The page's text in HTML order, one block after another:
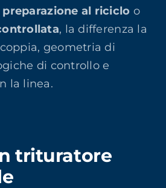
preparazione al riciclo o
, la differenza la
geometria di
di controllo e
la linea.
trituratore